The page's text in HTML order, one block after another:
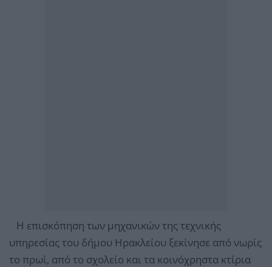
Η επισκόπηση των μηχανικών της τεχνικής
υπηρεσίας του δήμου Ηρακλείου ξεκίνησε από νωρίς
το πρωί, από το σχολείο και τα κοινόχρηστα κτίρια